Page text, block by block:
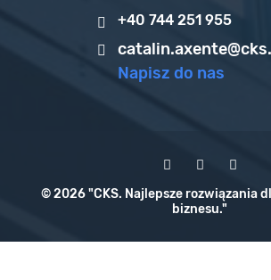
+40 744 251 955
Napisz do nas
© 2026 "CKS. Najlepsze rozwiązania
biznesu."